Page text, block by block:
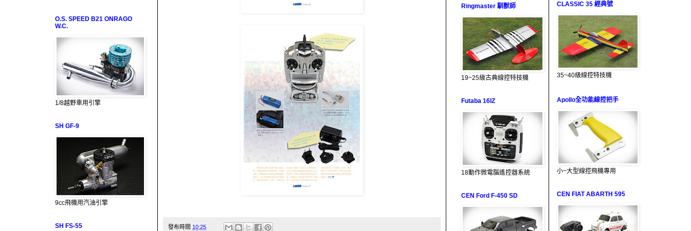
發布時間 10:25
O.S. SPEED B21 ONRAGO
W.C.
1/8越野車用引擎
SH GF-9
9cc飛機用汽油引擎
SH FS-55
Ringmaster 馴獸師
19~25級古典線控特技機
Futaba 16IZ
18動作微電腦遙控器系統
CEN Ford F-450 SD
CLASSIC 35 經典號
35~40級線控特技機
Apollo全功能線控把手
小~大型線控飛機專用
CEN FIAT ABARTH 595